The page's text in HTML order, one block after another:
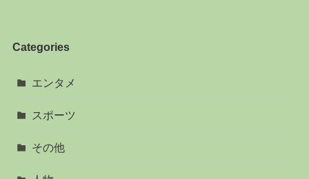
Categories
エンタメ
スポーツ
その他